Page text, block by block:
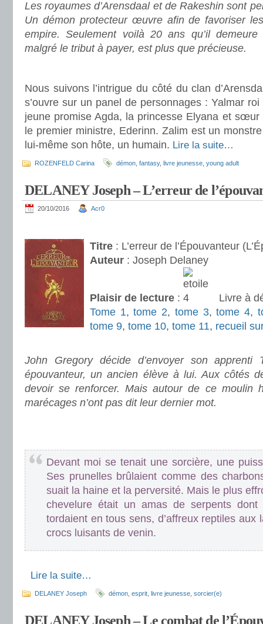
Les royaumes d’Arensdaal et de Rakeshin sont
Un démon protecteur œuvre afin de favoriser
empire. Seulement voilà 20 ans qu’il
malgré le tribut à payer, est plus que précieuse.
Nous suivons l’intrigue du côté du clan
s’ouvre sur un panel de personnages : Yalmar
jeune promise Agda, la princesse Elyana et
le premier ministre, Ederinn. Zalim est un
lui-même son hôte, un humain. Lire la suite…
ROZENFELD Carina démon fantasy, livre jeunesse young adult
DELANEY Joseph – L’erreur de
20/10/2016 Acr0
Titre : L’erreur de l’Épouvanteur
Auteur : Joseph Delaney
Plaisir de lecture :
Livre à
Tome 1,tome 2, tome 3,tome 4,
tome 9, tome 10, tome 11, recueil
John Gregory décide d’envoyer son apprenti
épouvanteur, un ancien élève à lui. Aux côtés
devoir se renforcer. Mais autour de ce moulin
marécages n’ont pas dit leur dernier mot.
Devant moi se tenait une sorcière, une
Ses prunelles brûlaient comme des
suait la haine et la perversité. Mais le plus
chevelure était un amas de serpents
tordaient en tous sens, d’affreux reptiles aux
crocs luisants de venin.
Lire la suite…
DELANEY Joseph démon esprit livre jeunesse sorcier(e)
DELANEY Joseph – Le combat de